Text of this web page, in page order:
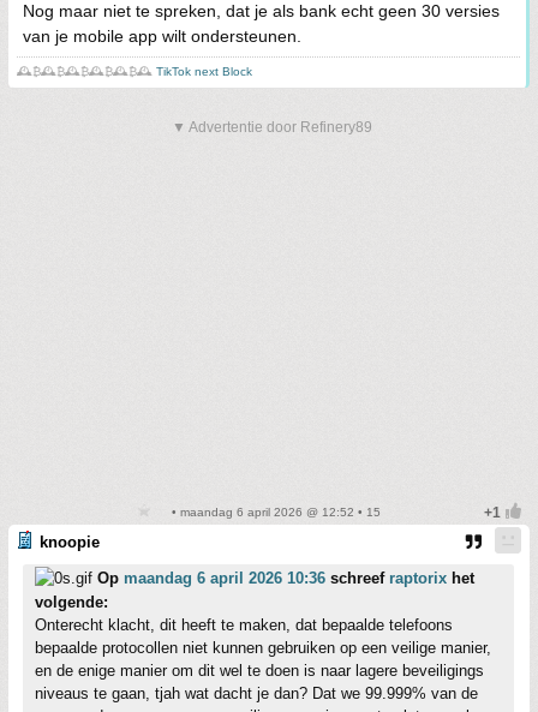
Nog maar niet te spreken, dat je als bank echt geen 30 versies
van je mobile app wilt ondersteunen.
🕰️₿🕰️₿🕰️₿🕰️₿🕰️₿🕰️ TikTok next Block
▼ Advertentie door Refinery89
• maandag 6 april 2026 @ 12:52 • 15
knoopie
Op maandag 6 april 2026 10:36 schreef raptorix het
volgende:
Onterecht klacht, dit heeft te maken, dat bepaalde telefoons
bepaalde protocollen niet kunnen gebruiken op een veilige manier,
en de enige manier om dit wel te doen is naar lagere beveiligings
niveaus te gaan, tjah wat dacht je dan? Dat we 99.999% van de